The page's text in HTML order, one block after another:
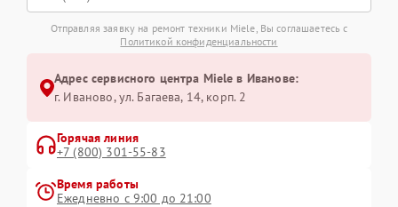
Отправляя заявку на ремонт техники Miele, Вы соглашаетесь с
Политикой конфиденциальности
Адрес сервисного центра Miele в Иванове:
г. Иваново, ул. Багаева, 14, корп. 2
Горячая линия
+7 (800) 301-55-83
Время работы
Ежедневно с 9:00 до 21:00